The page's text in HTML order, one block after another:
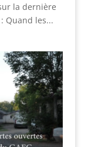
la dernière
Quand les...